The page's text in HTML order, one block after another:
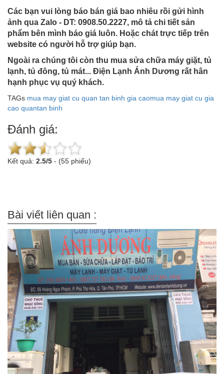
Các bạn vui lòng báo bán giá bao nhiêu rồi gửi hình
ảnh qua Zalo - DT: 0908.50.2227, mô tả chi tiết sản
phẩm bên mình báo giá luôn. Hoặc chát trực tiếp trên
website có người hỗ trợ giúp bạn.
Ngoài ra chúng tôi còn thu mua sửa chữa máy giặt, tủ
lạnh, tủ đông, tủ mát... Điện Lạnh Ánh Dương rất hân
hạnh phục vụ quý khách.
TAGs mua may giat cu quan tan binh gia caomua may giat cu gia
cao quantan binh
Đánh giá:
Kết quả: 2.5/5 - (55 phiếu)
Bài viết liên quan :